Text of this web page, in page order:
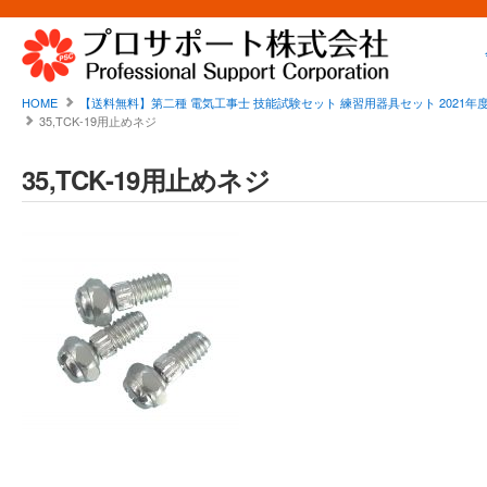
HOME
【送料無料】第二種 電気工事士 技能試験セット 練習用器具セット 2021
35,TCK-19用止めネジ
35,TCK-19用止めネジ